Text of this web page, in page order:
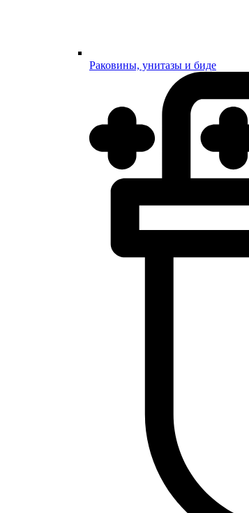
Раковины, унитазы и биде